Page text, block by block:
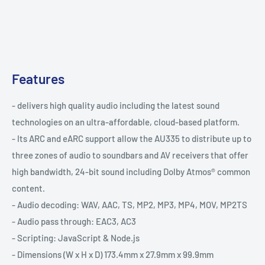
Features
- delivers high quality audio including the latest sound
technologies on an ultra-affordable, cloud-based platform.
- Its ARC and eARC support allow the AU335 to distribute up to
three zones of audio to soundbars and AV receivers that offer
high bandwidth, 24-bit sound including Dolby Atmos® common
content.
- Audio decoding: WAV, AAC, TS, MP2, MP3, MP4, MOV, MP2TS
- Audio pass through: EAC3, AC3
- Scripting: JavaScript & Node.js
- Dimensions (W x H x D) 173.4mm x 27.9mm x 99.9mm